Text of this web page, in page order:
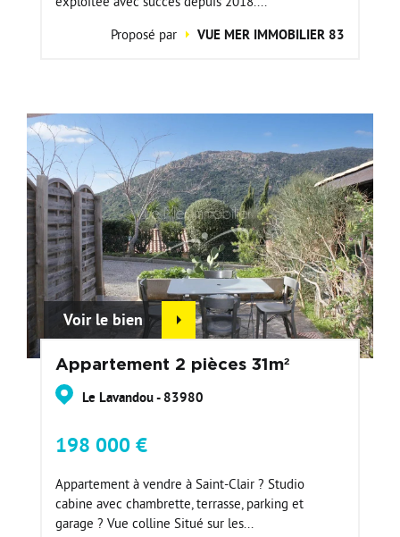
Proposé par
VUE MER IMMOBILIER 83
Voir le bien
Appartement 2 pièces 31m²
Le Lavandou - 83980
198 000 €
Appartement à vendre à Saint-Clair ? Studio
cabine avec chambrette, terrasse, parking et
garage ? Vue colline Situé sur les...